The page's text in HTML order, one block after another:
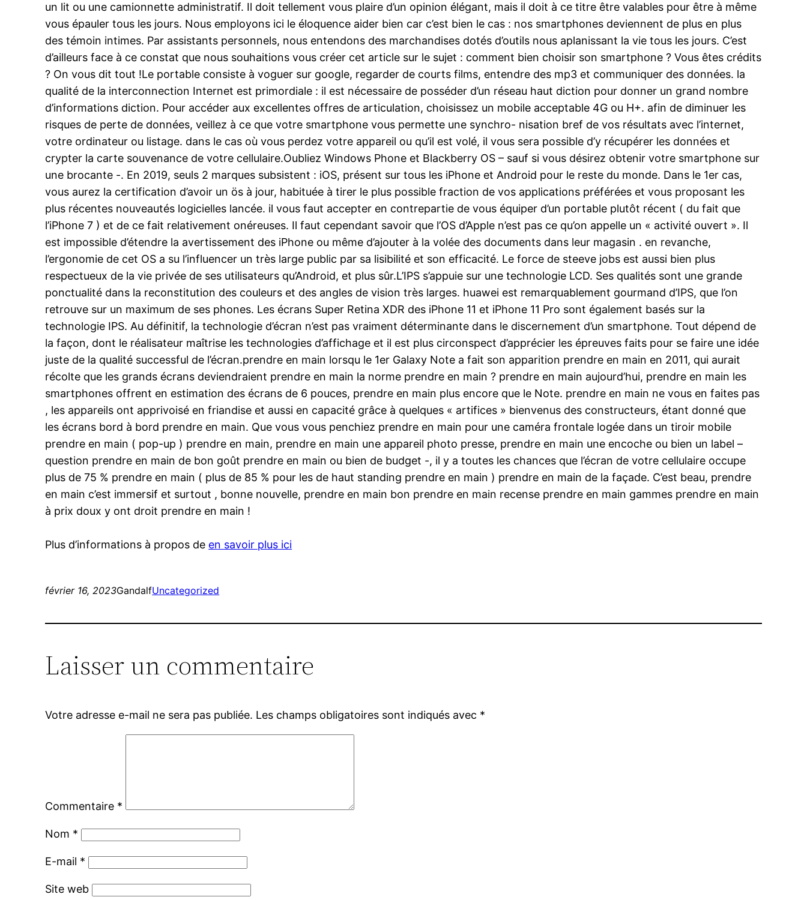
un lit ou une camionnette administratif. Il doit tellement vous plaire d’un opinion élégant, mais il doit à ce titre être valables pour être à même
vous épauler tous les jours. Nous employons ici le éloquence aider bien car c’est bien le cas : nos smartphones deviennent de plus en plus
des témoin intimes. Par assistants personnels, nous entendons des marchandises dotés d’outils nous aplanissant la vie tous les jours. C’est
d’ailleurs face à ce constat que nous souhaitions vous créer cet article sur le sujet : comment bien choisir son smartphone ? Vous êtes crédits
? On vous dit tout !Le portable consiste à voguer sur google, regarder de courts films, entendre des mp3 et communiquer des données. la
qualité de la interconnection Internet est primordiale : il est nécessaire de posséder d’un réseau haut diction pour donner un grand nombre
d’informations diction. Pour accéder aux excellentes offres de articulation, choisissez un mobile acceptable 4G ou H+. afin de diminuer les
risques de perte de données, veillez à ce que votre smartphone vous permette une synchro- nisation bref de vos résultats avec l’internet,
votre ordinateur ou listage. dans le cas où vous perdez votre appareil ou qu’il est volé, il vous sera possible d’y récupérer les données et
crypter la carte souvenance de votre cellulaire.Oubliez Windows Phone et Blackberry OS – sauf si vous désirez obtenir votre smartphone sur
une brocante -. En 2019, seuls 2 marques subsistent : iOS, présent sur tous les iPhone et Android pour le reste du monde. Dans le 1er cas,
vous aurez la certification d’avoir un ös à jour, habituée à tirer le plus possible fraction de vos applications préférées et vous proposant les
plus récentes nouveautés logicielles lancée. il vous faut accepter en contrepartie de vous équiper d’un portable plutôt récent ( du fait que
l’iPhone 7 ) et de ce fait relativement onéreuses. Il faut cependant savoir que l’OS d’Apple n’est pas ce qu’on appelle un « activité ouvert ». Il
est impossible d’étendre la avertissement des iPhone ou même d’ajouter à la volée des documents dans leur magasin . en revanche,
l’ergonomie de cet OS a su l’influencer un très large public par sa lisibilité et son efficacité. Le force de steeve jobs est aussi bien plus
respectueux de la vie privée de ses utilisateurs qu’Android, et plus sûr.L’IPS s’appuie sur une technologie LCD. Ses qualités sont une grande
ponctualité dans la reconstitution des couleurs et des angles de vision très larges. huawei est remarquablement gourmand d’IPS, que l’on
retrouve sur un maximum de ses phones. Les écrans Super Retina XDR des iPhone 11 et iPhone 11 Pro sont également basés sur la
technologie IPS. Au définitif, la technologie d’écran n’est pas vraiment déterminante dans le discernement d’un smartphone. Tout dépend de
la façon, dont le réalisateur maîtrise les technologies d’affichage et il est plus circonspect d’apprécier les épreuves faits pour se faire une idée
juste de la qualité successful de l’écran.prendre en main lorsqu le 1er Galaxy Note a fait son apparition prendre en main en 2011, qui aurait
récolte que les grands écrans deviendraient prendre en main la norme prendre en main ? prendre en main aujourd’hui, prendre en main les
smartphones offrent en estimation des écrans de 6 pouces, prendre en main plus encore que le Note. prendre en main ne vous en faites pas
, les appareils ont apprivoisé en friandise et aussi en capacité grâce à quelques « artifices » bienvenus des constructeurs, étant donné que
les écrans bord à bord prendre en main. Que vous vous penchiez prendre en main pour une caméra frontale logée dans un tiroir mobile
prendre en main ( pop-up ) prendre en main, prendre en main une appareil photo presse, prendre en main une encoche ou bien un label –
question prendre en main de bon goût prendre en main ou bien de budget -, il y a toutes les chances que l’écran de votre cellulaire occupe
plus de 75 % prendre en main ( plus de 85 % pour les de haut standing prendre en main ) prendre en main de la façade. C’est beau, prendre
en main c’est immersif et surtout , bonne nouvelle, prendre en main bon prendre en main recense prendre en main gammes prendre en main
à prix doux y ont droit prendre en main !
Plus d’informations à propos de en savoir plus ici
février 16, 2023GandalfUncategorized
Laisser un commentaire
Votre adresse e-mail ne sera pas publiée. Les champs obligatoires sont indiqués avec *
Commentaire *
Nom *
E-mail *
Site web